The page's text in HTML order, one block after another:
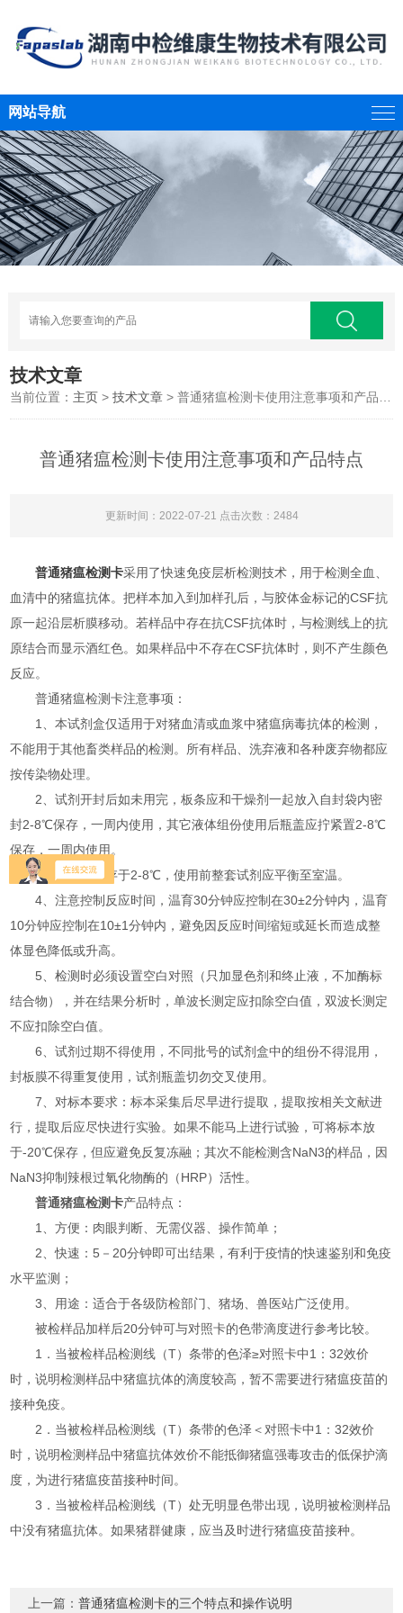
网站导航
技术文章
当前位置： 主页 >技术文章 > 普通猪瘟检测卡使用注意事项和产品特点
普通猪瘟检测卡使用注意事项和产品特点
更新时间：2022-07-21 点击次数：2484
普通猪瘟检测卡采用了快速免疫层析检测技术，用于检测全血、
血清中的猪瘟抗体。把样本加入到加样孔后，与胶体金标记的CSF抗
原一起沿层析膜移动。若样品中存在抗CSF抗体时，与检测线上的抗
原结合而显示酒红色。如果样品中不存在CSF抗体时，则不产生颜色
反应。
普通猪瘟检测卡注意事项：
1、本试剂盒仅适用于对猪血清或血浆中猪瘟病毒抗体的检测，
不能用于其他畜类样品的检测。所有样品、洗弃液和各种废弃物都应
按传染物处理。
2、试剂开封后如未用完，板条应和干燥剂一起放入自封袋内密
封2-8℃保存，一周内使用，其它液体组份使用后瓶盖应拧紧置2-8℃
保存，一周内使用。
3、试剂盒保存于2-8℃，使用前整套试剂应平衡至室温。
4、注意控制反应时间，温育30分钟应控制在30±2分钟内，温育
10分钟应控制在10±1分钟内，避免因反应时间缩短或延长而造成整
体显色降低或升高。
5、检测时必须设置空白对照（只加显色剂和终止液，不加酶标
结合物），并在结果分析时，单波长测定应扣除空白值，双波长测定
不应扣除空白值。
6、试剂过期不得使用，不同批号的试剂盒中的组份不得混用，
封板膜不得重复使用，试剂瓶盖切勿交叉使用。
7、对标本要求：标本采集后尽早进行提取，提取按相关文献进
行，提取后应尽快进行实验。如果不能马上进行试验，可将标本放
于-20℃保存，但应避免反复冻融；其次不能检测含NaN3的样品，因
NaN3抑制辣根过氧化物酶的（HRP）活性。
普通猪瘟检测卡产品特点：
1、方便：肉眼判断、无需仪器、操作简单；
2、快速：5－20分钟即可出结果，有利于疫情的快速鉴别和免疫
水平监测；
3、用途：适合于各级防检部门、猪场、兽医站广泛使用。
被检样品加样后20分钟可与对照卡的色带滴度进行参考比较。
1．当被检样品检测线（T）条带的色泽≥对照卡中1：32效价
时，说明检测样品中猪瘟抗体的滴度较高，暂不需要进行猪瘟疫苗的
接种免疫。
2．当被检样品检测线（T）条带的色泽＜对照卡中1：32效价
时，说明检测样品中猪瘟抗体效价不能抵御猪瘟强毒攻击的低保护滴
度，为进行猪瘟疫苗接种时间。
3．当被检样品检测线（T）处无明显色带出现，说明被检测样品
中没有猪瘟抗体。如果猪群健康，应当及时进行猪瘟疫苗接种。
上一篇：普通猪瘟检测卡的三个特点和操作说明